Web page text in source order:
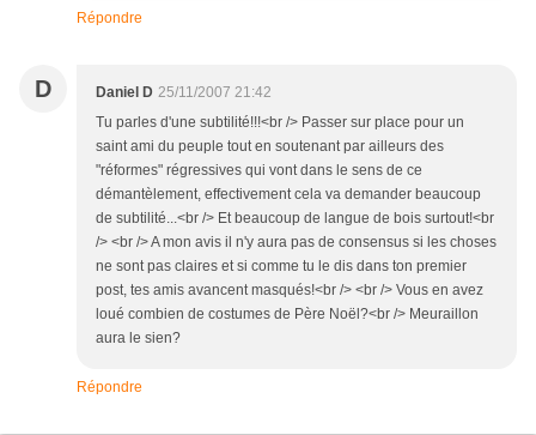
Répondre
D Daniel D 25/11/2007 21:42
Tu parles d'une subtilité!!!<br /> Passer sur place pour un
saint ami du peuple tout en soutenant par ailleurs des
"réformes" régressives qui vont dans le sens de ce
démantèlement, effectivement cela va demander beaucoup
de subtilité...<br /> Et beaucoup de langue de bois surtout!<br
/> <br /> A mon avis il n'y aura pas de consensus si les choses
ne sont pas claires et si comme tu le dis dans ton premier
post, tes amis avancent masqués!<br /> <br /> Vous en avez
loué combien de costumes de Père Noël?<br /> Meuraillon
aura le sien?
Répondre